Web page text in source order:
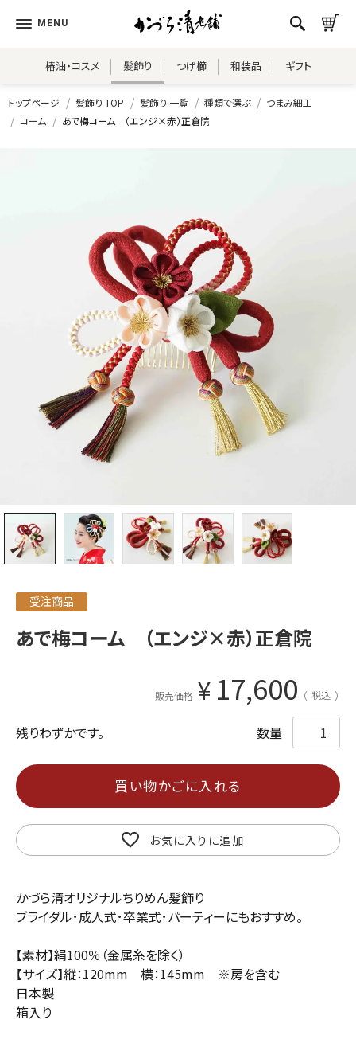
椿油・コスメ 髪飾り つげ櫛 和装品 ギフト
トップページ 髪飾り TOP 髪飾り 一覧 種類で選ぶ
つまみ細工
コーム
あで梅コーム （エンジ×赤）正倉院
受注商品
あで梅コーム （エンジ×赤）正倉院
販売価格 ¥ 17,600 税込
残りわずかです。
お気に入りに追加
買い物かごに入れる
かづら清オリジナルちりめん髪飾り
ブライダル･成人式･卒業式･パーティーにもおすすめ。
【素材】絹100％（金属糸を除く）
【サイズ】縦：120mm 横：145mm ※房を含む
日本製
箱入り